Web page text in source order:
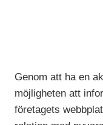
Genom att ha en
möjligheten att
företagets